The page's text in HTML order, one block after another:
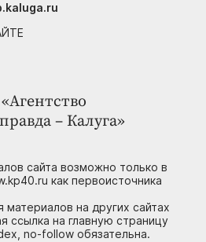
– Калуга»
сайта возможно только в
как первоисточника
материалов на других сайтах
ссылка на главную страницу
no-follow обязательна.